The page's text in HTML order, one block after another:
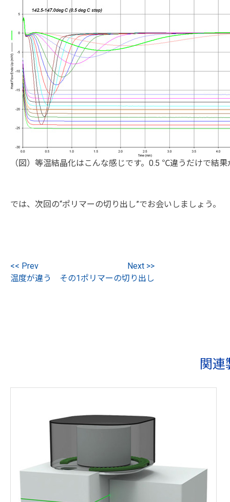
（図）等温結晶化はこんな感じです。0.5 ℃違うだけで結
では、次回の“ポリマーの切り出し”でお会いしましょう。
<< Prev
温度が違う その1
Next >>
ポリマーの切り出し
関連